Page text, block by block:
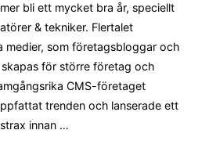
bli ett mycket bra år, speciellt
& tekniker. Flertalet
medier, som företagsbloggar och
för större företag och
CMS-företaget
trenden och lanserade ett
innan …